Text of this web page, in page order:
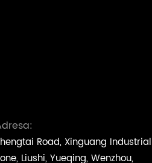
Road, Xinguang Industrial
Liushi, Yueqing, Wenzhou,